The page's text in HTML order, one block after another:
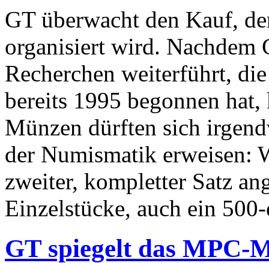
GT überwacht den Kauf,
organisiert wird. Nachdem
Recherchen weiterführt,
bereits 1995 begonnen
Münzen dürften sich
der Numismatik erweisen:
zweiter, kompletter Satz
Einzelstücke, auch ein
GT spiegelt das MPC-